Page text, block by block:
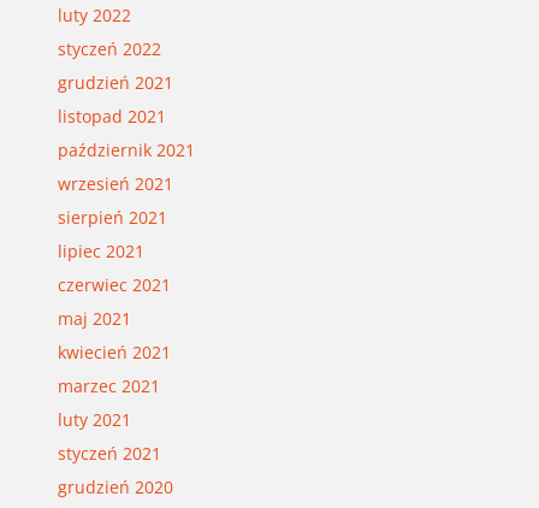
luty 2022
styczeń 2022
grudzień 2021
listopad 2021
październik 2021
wrzesień 2021
sierpień 2021
lipiec 2021
czerwiec 2021
maj 2021
kwiecień 2021
marzec 2021
luty 2021
styczeń 2021
grudzień 2020